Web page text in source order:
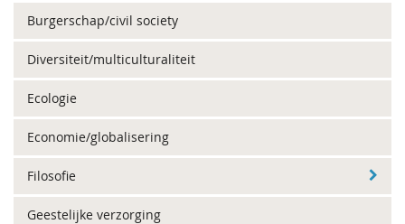
Burgerschap/civil society
Diversiteit/multiculturaliteit
Ecologie
Economie/globalisering
Filosofie
Geestelijke verzorging